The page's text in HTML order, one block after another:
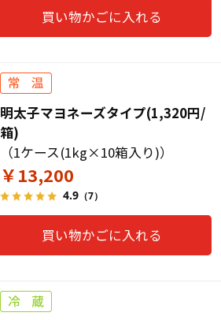
買い物かごに入れる
明太子マヨネーズタイプ(1,320円/
箱)
（1ケース(1kg×10箱入り)）
￥13,200
4.9（7）
買い物かごに入れる